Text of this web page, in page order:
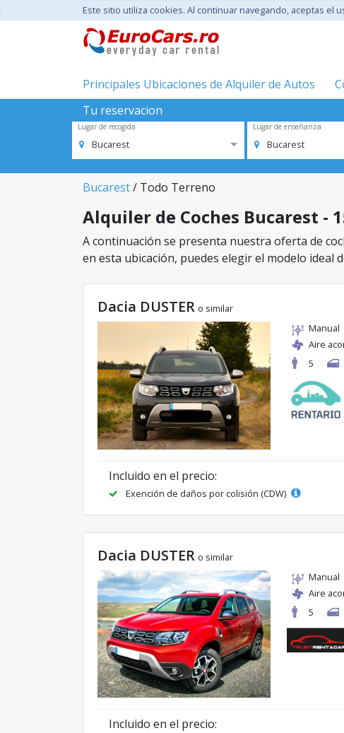
Este sitio utiliza cookies. Al continuar navegando, aceptas el
Principales Ubicaciones de Alquiler de Autos
Tu reservacion
Lugar de recogida
Bucarest
Lugar de enseñanza
Bucarest
Bucarest/ Todo Terreno
Alquiler de Coches Bucarest -
A continuación se presenta nuestra oferta de
en esta ubicación, puedes elegir el modelo ideal
Dacia DUSTER o similar
Manual
Aire
5
Incluido en el precio:
Exención de daños por colisión (CDW)
Dacia DUSTER o similar
Manual
Aire
5
Incluido en el precio: